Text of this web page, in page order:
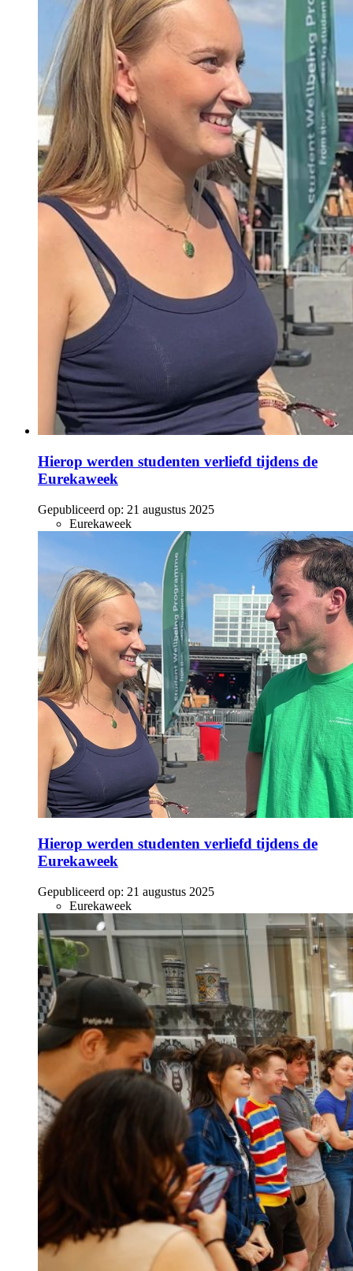
Hierop werden studenten verliefd tijdens de
Eurekaweek
Gepubliceerd op: 21 augustus 2025
Eurekaweek
Hierop werden studenten verliefd tijdens de
Eurekaweek
Gepubliceerd op: 21 augustus 2025
Eurekaweek